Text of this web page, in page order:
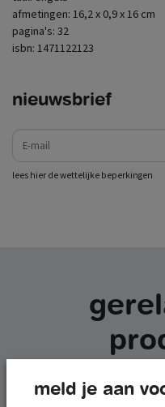
afmetingen: 16,2 x 0,9 x 16 cm
pagina's: 32
isbn: 1471122123
nieuwsbrief
lees hier de wettelijke beperkingen
meld je aan